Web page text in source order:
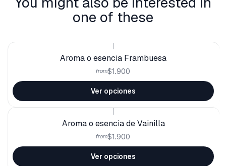
one of these
Aroma o esencia Frambuesa
from$1.900
Ver opciones
Aroma o esencia de Vainilla
from$1.900
Ver opciones